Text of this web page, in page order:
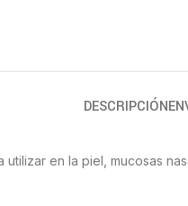
DESCRIPCIÓN
en la piel, mucosas